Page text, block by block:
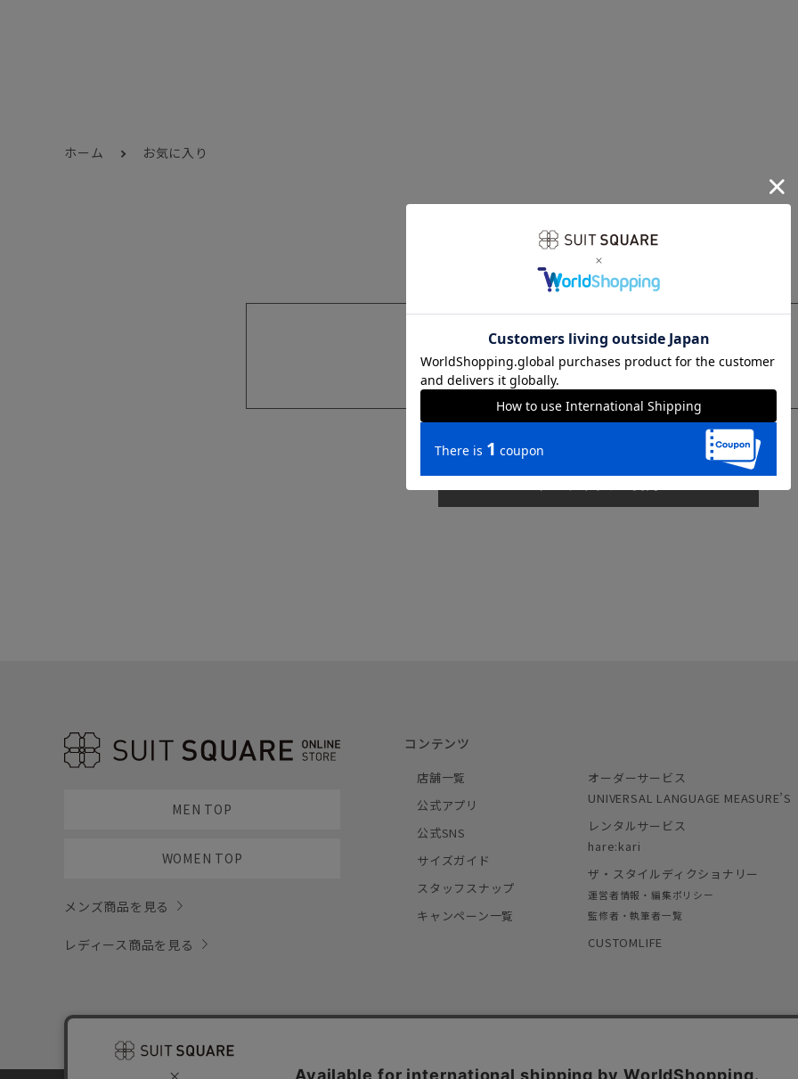
ホーム お気に入り
sms
MEN TOP
WOMEN TOP
メンズ商品を見る
レディース商品を見る
コンテンツ
店舗一覧
公式アプリ
公式SNS
サイズガイド
スタッフスナップ
キャンペーン一覧
オーダーサービス
UNIVERSAL LANGUAGE MEASURE’S
レンタルサービス
hare:kari
ザ・スタイルディクショナリー
運営者情報・編集ポリシー
監修者・執筆者一覧
CUSTOMLIFE